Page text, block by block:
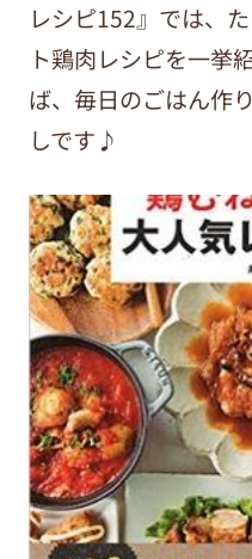
レシピ152』では、
ト鶏肉レシピを一挙
ば、毎日のごはん作
しです♪